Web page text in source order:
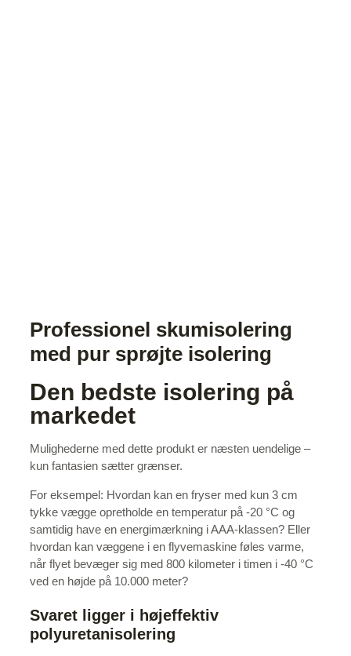
Professionel skumisolering
med pur sprøjte isolering
Den bedste isolering på
markedet
Mulighederne med dette produkt er næsten uendelige –
kun fantasien sætter grænser.
For eksempel: Hvordan kan en fryser med kun 3 cm
tykke vægge opretholde en temperatur på -20 °C og
samtidig have en energimærkning i AAA-klassen? Eller
hvordan kan væggene i en flyvemaskine føles varme,
når flyet bevæger sig med 800 kilometer i timen i -40 °C
ved en højde på 10.000 meter?
Svaret ligger i højeffektiv
polyuretanisolering